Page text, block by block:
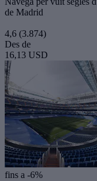
de Madrid
4,6 (3.874)
Des de
16,13 USD
fins a -6%